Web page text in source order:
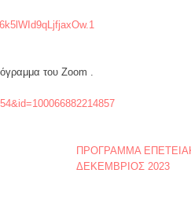
του Zoom .
ΠΡΟΓΡΑΜΜΑ
ΔΕΚΕΜΒΡΙΟΣ 2023